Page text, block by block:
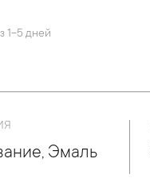
1-5 дней
Эмаль